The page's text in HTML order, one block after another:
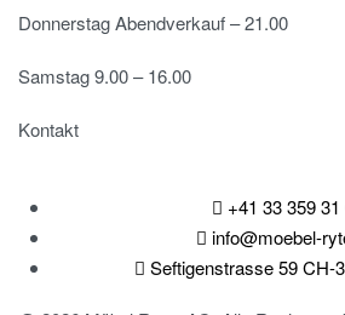
Donnerstag Abendverkauf – 21.00
Samstag 9.00 – 16.00
Kontakt
+41 33 359 31
info@moebel-
Seftigenstrasse 59 CH-